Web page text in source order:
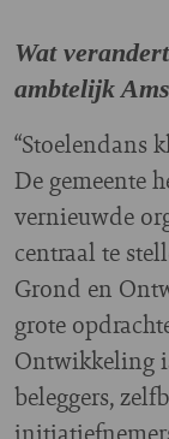
Wat
ambtelijk
“Stoelendans
De gemeente
vernieuwde
centraal te
Grond en
grote
Ontwikkeling
beleggers,